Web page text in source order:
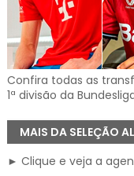
Confira todas as
1ª divisão da
MAIS DA SELEÇÃO
► Clique e veja a